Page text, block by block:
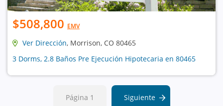
$508,800 EMV
Ver Dirección, Morrison, CO 80465
3 Dorms, 2.8 Baños Pre Ejecución Hipotecaria en 80465
Página 1 Siguiente